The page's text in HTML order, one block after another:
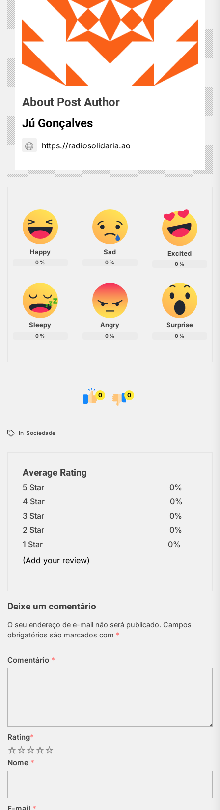
About Post Author
Jú Gonçalves
https://radiosolidaria.ao
Happy
0 %
Sad
0 %
Excited
0 %
Sleepy
0 %
Angry
0 %
Surprise
0 %
0 0
In Sociedade
Average Rating
5 Star
0%
4 Star
0%
3 Star
0%
2 Star
0%
1 Star
0%
(Add your review)
Deixe um comentário
O seu endereço de e-mail não será publicado. Campos
obrigatórios são marcados com *
Comentário *
Rating*
5
4
3
2
Nome *